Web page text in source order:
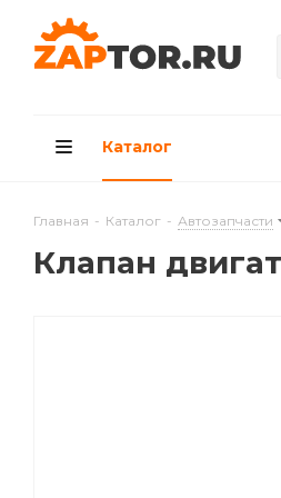
Каталог
Главная - Каталог - Автозапчасти
Клапан